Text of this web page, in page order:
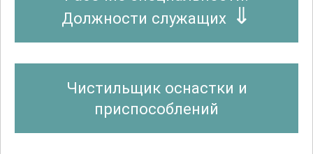
Должности служащих
Чистильщик оснастки и
приспособлений